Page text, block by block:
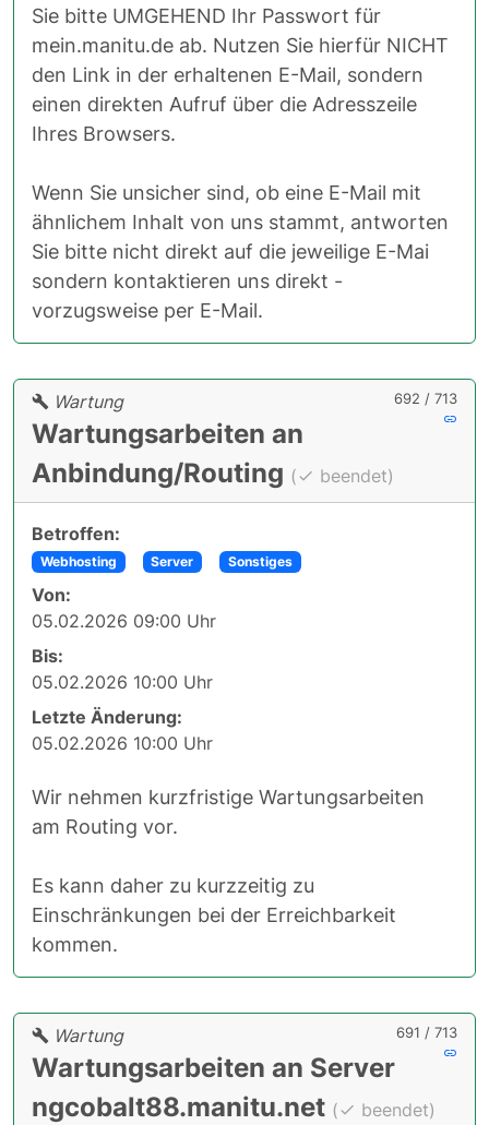
Sie bitte UMGEHEND Ihr Passwort für
mein.manitu.de ab. Nutzen Sie hierfür NICHT
den Link in der erhaltenen E-Mail, sondern
einen direkten Aufruf über die Adresszeile
Ihres Browsers.
Wenn Sie unsicher sind, ob eine E-Mail mit
ähnlichem Inhalt von uns stammt, antworten
Sie bitte nicht direkt auf die jeweilige E-Mai
sondern kontaktieren uns direkt -
vorzugsweise per E-Mail.
692 / 713
Wartung
Wartungsarbeiten an
Anbindung/Routing ( beendet)
Betroffen:
Webhosting Server Sonstiges
Von:
05.02.2026 09:00 Uhr
Bis:
05.02.2026 10:00 Uhr
Letzte Änderung:
05.02.2026 10:00 Uhr
Wir nehmen kurzfristige Wartungsarbeiten
am Routing vor.
Es kann daher zu kurzzeitig zu
Einschränkungen bei der Erreichbarkeit
kommen.
691 / 713
Wartung
Wartungsarbeiten an Server
ngcobalt88.manitu.net ( beendet)